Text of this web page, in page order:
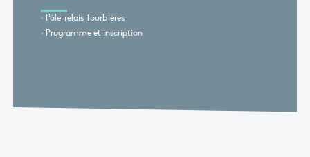
Pôle-relais Tourbières
Programme et inscription